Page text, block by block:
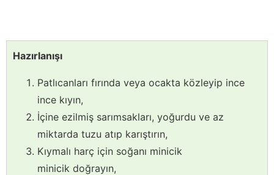
Hazırlanışı
Patlıcanları fırında veya ocakta közleyip ince
ince kıyın,
İçine ezilmiş sarımsakları, yoğurdu ve az
miktarda tuzu atıp karıştırın,
Kıymalı harç için soğanı minicik
minicik doğrayın,